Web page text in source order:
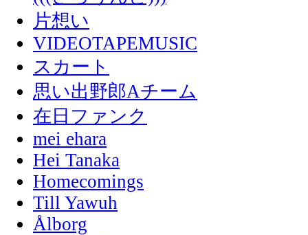
片想い
VIDEOTAPEMUSIC
スカート
思い出野郎Aチーム
在日ファンク
mei ehara
Hei Tanaka
Homecomings
Till Yawuh
Ålborg